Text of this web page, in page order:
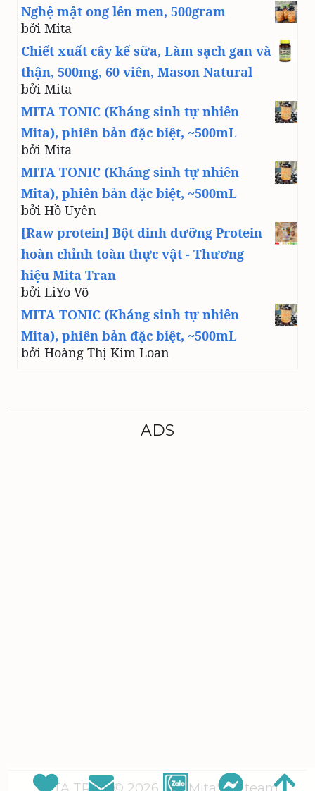
Nghệ mật ong lên men, 500gram
bởi Mita
Chiết xuất cây kế sữa, Làm sạch gan và
thận, 500mg, 60 viên, Mason Natural
bởi Mita
MITA TONIC (Kháng sinh tự nhiên
Mita), phiên bản đặc biệt, ~500mL
bởi Mita
MITA TONIC (Kháng sinh tự nhiên
Mita), phiên bản đặc biệt, ~500mL
bởi Hồ Uyên
[Raw protein] Bột dinh dưỡng Protein
hoàn chỉnh toàn thực vật - Thương
hiệu Mita Tran
bởi LiYo Võ
MITA TONIC (Kháng sinh tự nhiên
Mita), phiên bản đặc biệt, ~500mL
bởi Hoàng Thị Kim Loan
ADS